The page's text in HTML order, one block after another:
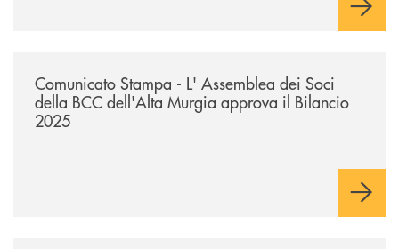
Comunicato Stampa - L' Assemblea dei Soci
della BCC dell'Alta Murgia approva il Bilancio
2025